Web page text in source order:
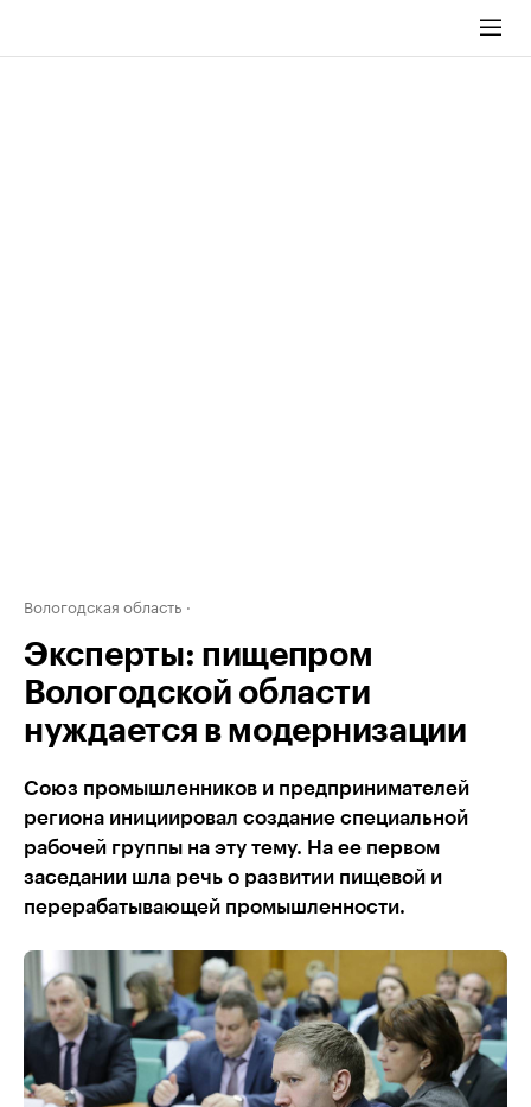
Вологодская область
Эксперты: пищепром
Вологодской области
нуждается в модернизации
Союз промышленников и предпринимателей
региона инициировал создание специальной
рабочей группы на эту тему. На ее первом
заседании шла речь о развитии пищевой и
перерабатывающей промышленности.